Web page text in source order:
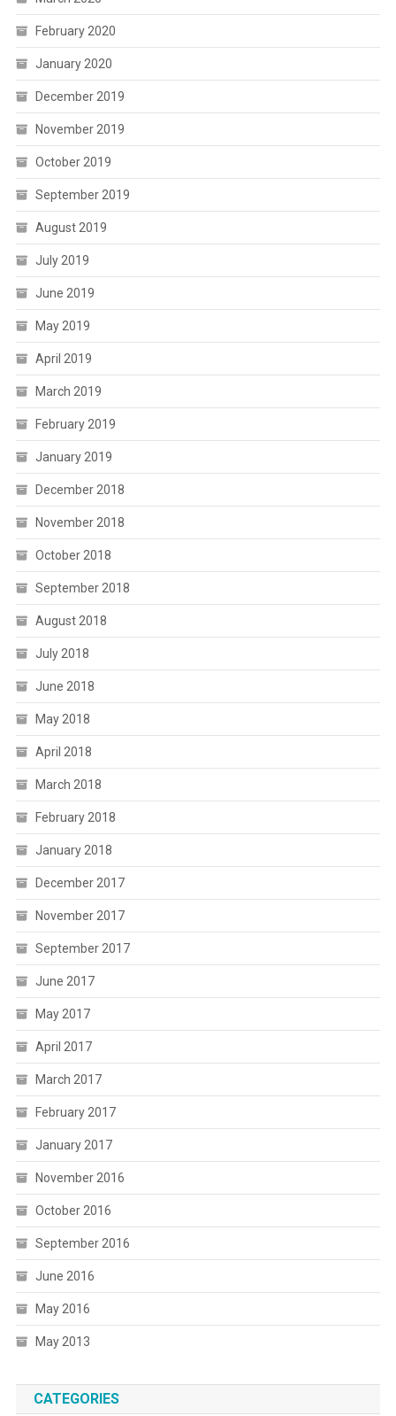
February 2020
January 2020
December 2019
November 2019
October 2019
September 2019
August 2019
July 2019
June 2019
May 2019
April 2019
March 2019
February 2019
January 2019
December 2018
November 2018
October 2018
September 2018
August 2018
July 2018
June 2018
May 2018
April 2018
March 2018
February 2018
January 2018
December 2017
November 2017
September 2017
June 2017
May 2017
April 2017
March 2017
February 2017
January 2017
November 2016
October 2016
September 2016
June 2016
May 2016
May 2013
CATEGORIES